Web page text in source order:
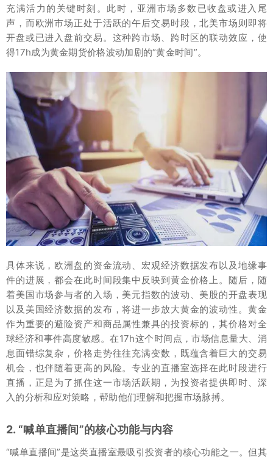
充满活力的关键时刻。此时，亚洲市场多数已收盘或进入尾
声，而欧洲市场正处于活跃的午后交易时段，北美市场则即将
开盘或已进入盘前交易。这种跨市场、跨时区的联动效应，使
得17h成为黄金期货价格波动加剧的“黄金时间”。
具体来说，欧洲盘的资金流动、宏观经济数据发布以及地缘事
件的进展，都会在此时间段集中反映到黄金价格上。随后，随
着美国市场参与者的入场，美元指数的波动、美股的开盘表现
以及美国经济数据的发布，将进一步放大黄金的波动性。黄金
作为重要的避险资产和商品属性兼具的投资标的，其价格对全
球经济和事件高度敏感。在17h这个时间点，市场信息量大、消
息面错综复杂，价格走势往往充满变数，既蕴含着巨大的交易
机会，也伴随着更高的风险。专业的直播室选择在此时段进行
直播，正是为了抓住这一市场活跃期，为投资者提供即时、深
入的分析和应对策略，帮助他们理解和把握市场脉搏。
2. “喊单直播间”的核心功能与内容
“喊单直播间”是这类直播室最吸引投资者的核心功能之一。但其